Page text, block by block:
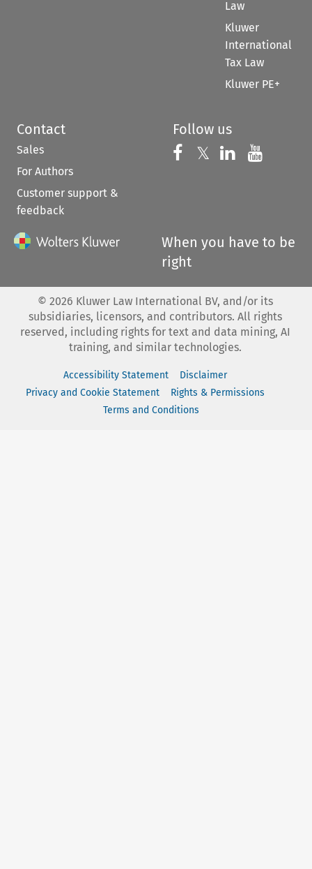
Law
Kluwer
International
Tax Law
Kluwer PE+
Contact
Sales
For Authors
Customer support &
feedback
Follow us
Follow us on
𝕏 Follow us on
Follow us
When you have to be
right
© 2026 Kluwer Law International BV, and/or its
subsidiaries, licensors, and contributors. All rights
reserved, including rights for text and data mining, AI
training, and similar technologies.
Accessibility Statement
Disclaimer
Privacy and Cookie Statement
Rights & Permissions
Terms and Conditions